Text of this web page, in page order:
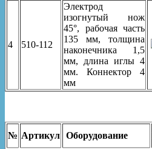
4 510-112
Электрод
изогнутый нож
45°, рабочая часть
135 мм, толщина
наконечника 1,5
мм, длина иглы 4
мм. Коннектор 4
мм
№ Артикул Оборудование